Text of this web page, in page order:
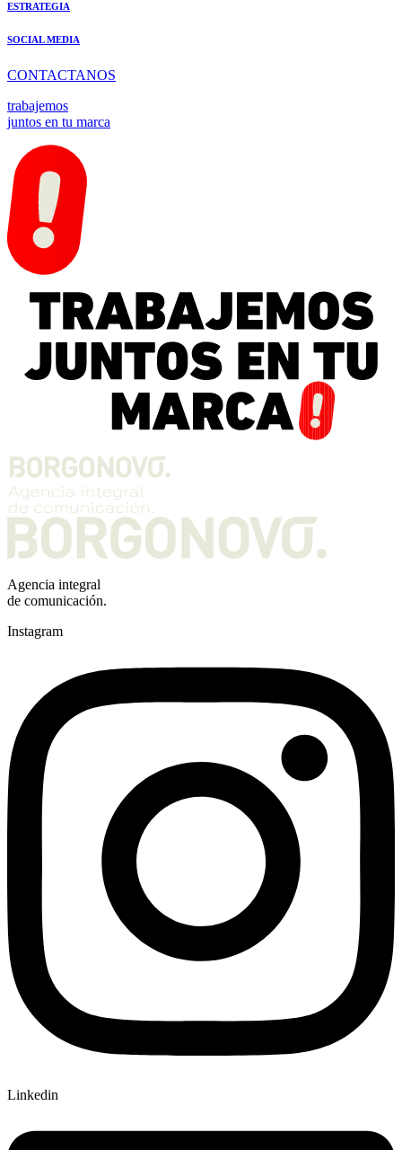
ESTRATEGIA
SOCIAL MEDIA
CONTACTANOS
trabajemos
juntos en tu marca
Agencia integral
de comunicación.
Instagram
Linkedin